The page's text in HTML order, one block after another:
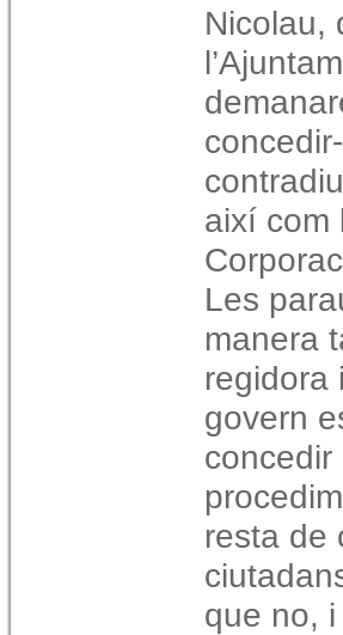
Nicolau,
així com
Les
manera
regidora
govern
concedir
resta de
que no,